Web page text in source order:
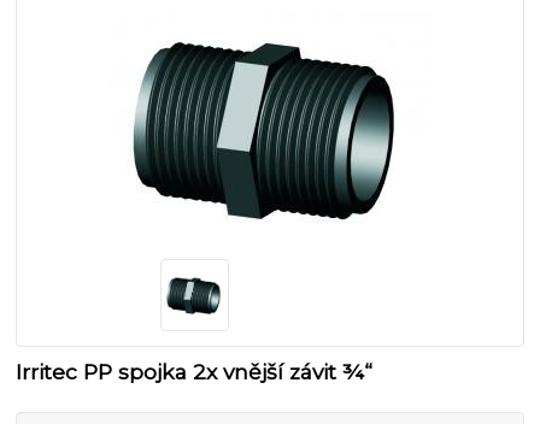
Irritec PP spojka 2x vnější závit ¾“